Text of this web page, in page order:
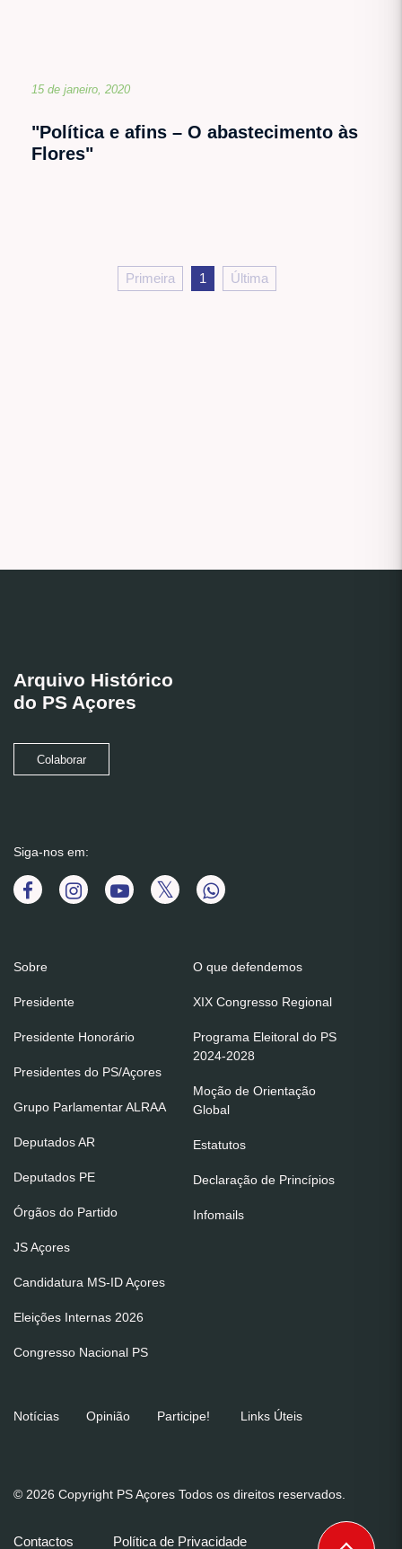
15 de janeiro, 2020
"Política e afins – O abastecimento às
Flores"
Primeira 1 Última
Arquivo Histórico
do PS Açores
Colaborar
Siga-nos em:
Sobre
Presidente
Presidente Honorário
Presidentes do PS/Açores
Grupo Parlamentar ALRAA
Deputados AR
Deputados PE
Órgãos do Partido
JS Açores
Candidatura MS-ID Açores
Eleições Internas 2026
Congresso Nacional PS
O que defendemos
XIX Congresso Regional
Programa Eleitoral do PS
2024-2028
Moção de Orientação
Global
Estatutos
Declaração de Princípios
Infomails
Notícias Opinião Participe! Links Úteis
© 2026 Copyright PS Açores Todos os direitos reservados.
Contactos Política de Privacidade